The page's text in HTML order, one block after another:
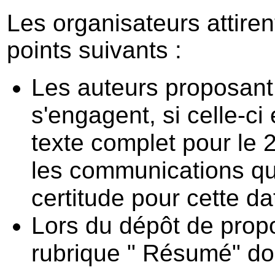
Les organisateurs
points suivants :
Les auteurs
s'engagent, si celle-ci
texte complet pour le
les communications
certitude pour cette
Lors du dépôt de
rubrique " Résumé"